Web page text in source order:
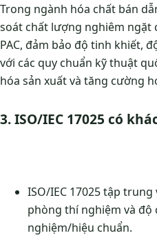
Trong ngành hóa chất bán
soát chất lượng nghiêm ngặt
PAC, đảm bảo độ tinh khiết,
với các quy chuẩn kỹ thuật
hóa sản xuất và tăng cường
3. ISO/IEC 17025 có
ISO/IEC 17025 tập
phòng thí nghiệm và độ
nghiệm/hiệu chuẩn.